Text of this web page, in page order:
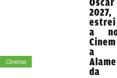
Cinema
2027,
estrei
a
Cinem
a
Alame
da